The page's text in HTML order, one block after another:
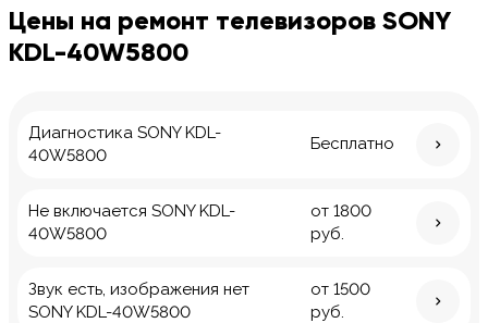
Цены на ремонт телевизоров SONY
KDL-40W5800
Диагностика SONY KDL-
40W5800
Бесплатно
Не включается SONY KDL-
40W5800
от 1800
руб.
Звук есть, изображения нет
SONY KDL-40W5800
от 1500
руб.